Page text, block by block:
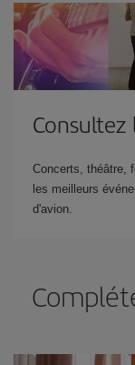
Concerts, théâtre,
les meilleurs
d'avion.